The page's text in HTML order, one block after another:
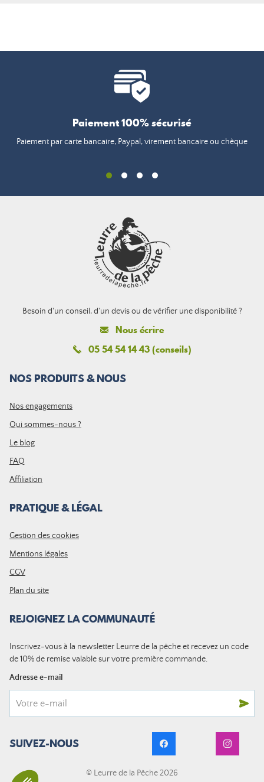
Paiement 100% sécurisé
Paiement par carte bancaire, Paypal, virement bancaire ou chèque
Besoin d'un conseil, d'un devis ou de vérifier une disponibilité ?
Nous écrire
05 54 54 14 43 (conseils)
NOS PRODUITS & NOUS
Nos engagements
Qui sommes-nous ?
Le blog
FAQ
Affiliation
PRATIQUE & LÉGAL
Gestion des cookies
Mentions légales
CGV
Plan du site
REJOIGNEZ LA COMMUNAUTÉ
Inscrivez-vous à la newsletter Leurre de la pêche et recevez un code
de 10% de remise valable sur votre première commande.
Adresse e-mail
SUIVEZ-NOUS
© Leurre de la Pêche 2026